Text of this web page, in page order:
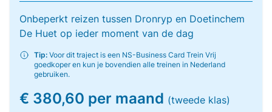
Onbeperkt reizen tussen Dronryp en Doetinchem
De Huet op ieder moment van de dag
Tip: Voor dit traject is een NS-Business Card Trein Vrij
goedkoper en kun je bovendien alle treinen in Nederland
gebruiken.
€ 380,60 per maand (tweede klas)